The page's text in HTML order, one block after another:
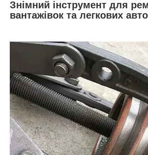
Знімний інструмент для
вантажівок та легкових авто